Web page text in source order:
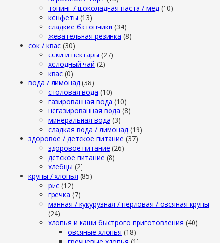
топинг / шоколадная паста / мед (10)
конфеты (13)
сладкие батончики (34)
жевательная резинка (8)
сок / квас (30)
соки и нектары (27)
холодный чай (2)
квас (0)
вода / лимонад (38)
столовая вода (10)
газированная вода (10)
негазированная вода (8)
минеральная вода (3)
сладкая вода / лимонад (19)
здоровое / детское питание (37)
здоровое питание (26)
детское питание (8)
хлебцы (2)
крупы / хлопья (85)
рис (12)
гречка (7)
манная / кукурузная / перловая / овсяная крупы
(24)
хлопья и каши быстрого приготовления (40)
овсяные хлопья (18)